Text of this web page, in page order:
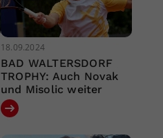
18.09.2024
BAD WALTERSDORF
TROPHY: Auch Novak
und Misolic weiter